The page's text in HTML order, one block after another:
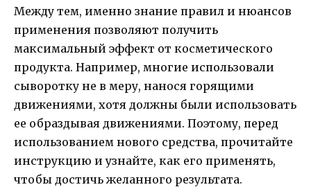
Между тем, именно знание правил и нюансов
применения позволяют получить
максимальный эффект от косметического
продукта. Например, многие использовали
сыворотку не в меру, нанося горящими
движениями, хотя должны были использовать
ее образдывая движениями. Поэтому, перед
использованием нового средства, прочитайте
инструкцию и узнайте, как его применять,
чтобы достичь желанного результата.